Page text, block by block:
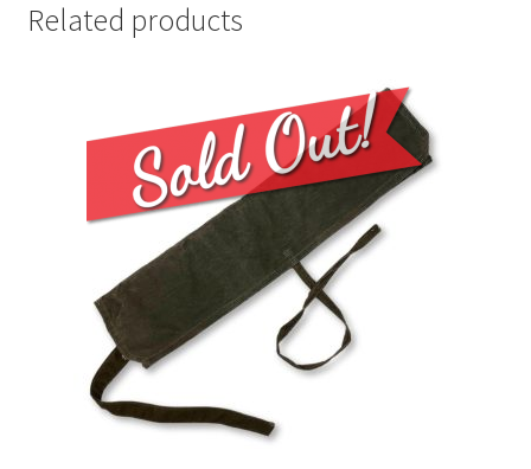
Related products